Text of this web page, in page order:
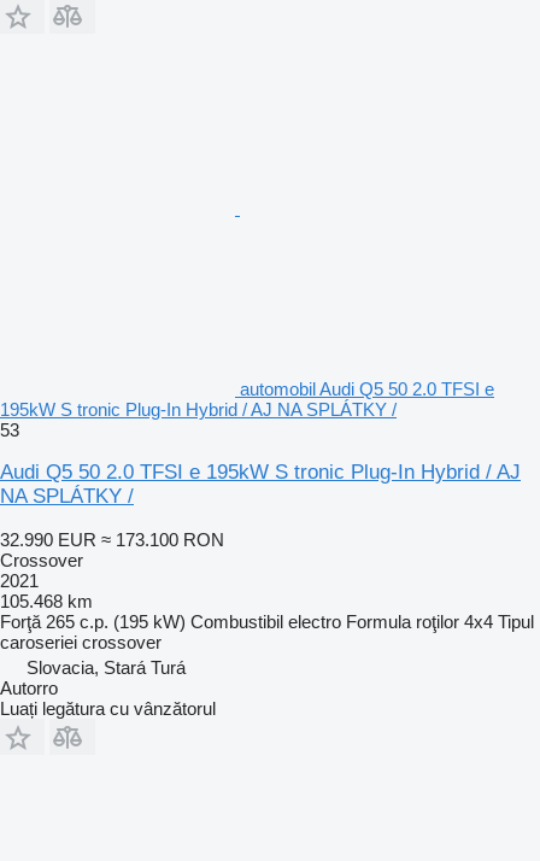
automobil Audi Q5 50 2.0 TFSI e
195kW S tronic Plug-In Hybrid / AJ NA SPLÁTKY /
53
Audi Q5 50 2.0 TFSI e 195kW S tronic Plug-In Hybrid / AJ
NA SPLÁTKY /
32.990 EUR ≈ 173.100 RON
Crossover
2021
105.468 km
Forţă 265 c.p. (195 kW) Combustibil electro Formula roţilor 4x4 Tipul
caroseriei crossover
Slovacia, Stará Turá
Autorro
Luați legătura cu vânzătorul